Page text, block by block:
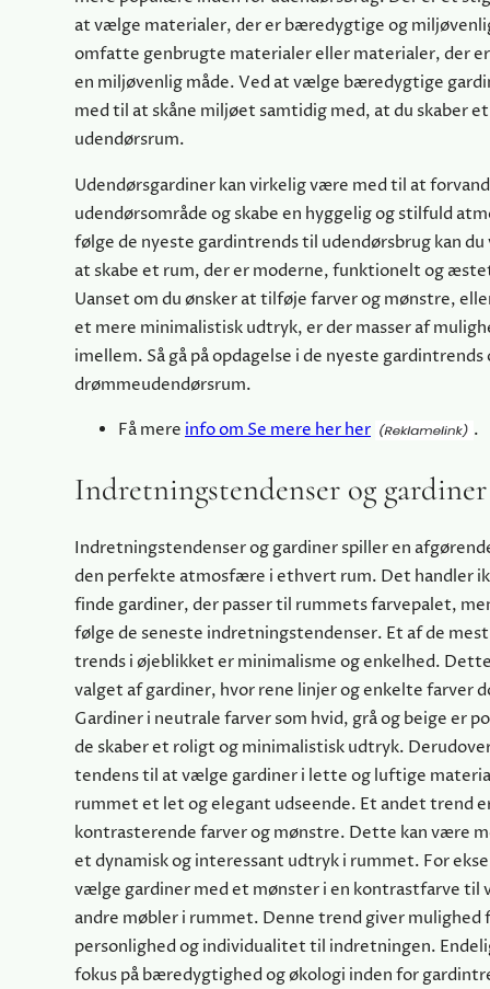
at vælge materialer, der er bæredygtige og
omfatte genbrugte materialer eller materialer, der
en miljøvenlig måde. Ved at vælge bæredygtige
med til at skåne miljøet samtidig med, at du skaber
udendørsrum.
Udendørsgardiner kan virkelig være med til at
udendørsområde og skabe en hyggelig og stilfuld
følge de nyeste gardintrends til udendørsbrug kan
at skabe et rum, der er moderne, funktionelt og
Uanset om du ønsker at tilføje farver og mønstre,
et mere minimalistisk udtryk, er der masser af
imellem. Så gå på opdagelse i de nyeste gardintrends
drømmeudendørsrum.
Få mere info om Se mere her her .
Indretningstendenser og gardiner
Indretningstendenser og gardiner spiller en
den perfekte atmosfære i ethvert rum. Det handler
finde gardiner, der passer til rummets farvepalet,
følge de seneste indretningstendenser. Et af de
trends i øjeblikket er minimalisme og enkelhed.
valget af gardiner, hvor rene linjer og enkelte farver
Gardiner i neutrale farver som hvid, grå og beige er
de skaber et roligt og minimalistisk udtryk.
tendens til at vælge gardiner i lette og luftige
rummet et let og elegant udseende. Et andet trend
kontrasterende farver og mønstre. Dette kan være
et dynamisk og interessant udtryk i rummet. For
vælge gardiner med et mønster i en kontrastfarve til
andre møbler i rummet. Denne trend giver
personlighed og individualitet til indretningen.
fokus på bæredygtighed og økologi inden for